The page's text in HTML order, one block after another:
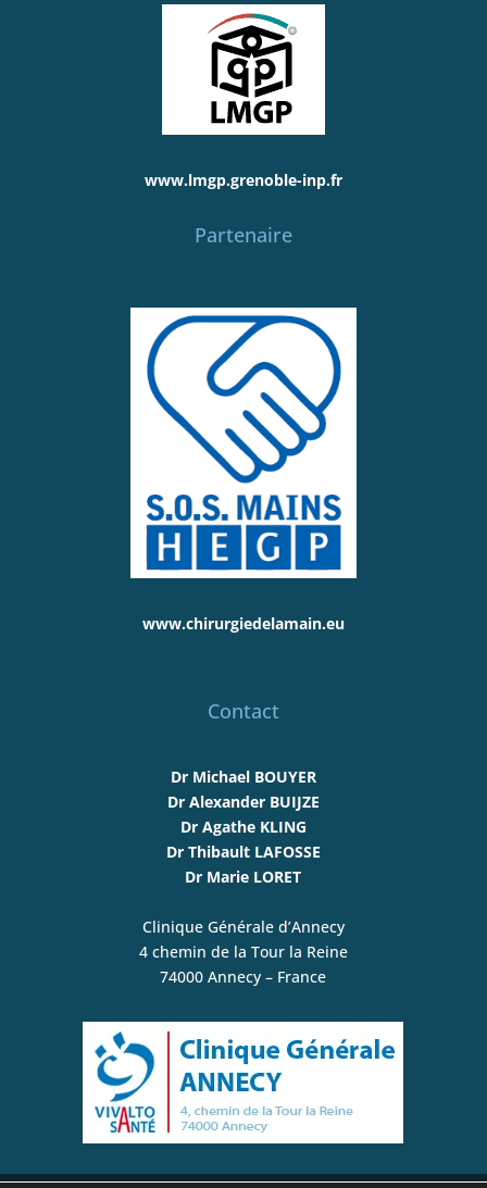
www.lmgp.grenoble-inp.fr
Partenaire
www.chirurgiedelamain.eu
Contact
Dr Michael BOUYER
Dr Alexander BUIJZE
Dr Agathe KLING
Dr Thibault LAFOSSE
Dr Marie LORET
Clinique Générale d’Annecy
4 chemin de la Tour la Reine
74000 Annecy – France